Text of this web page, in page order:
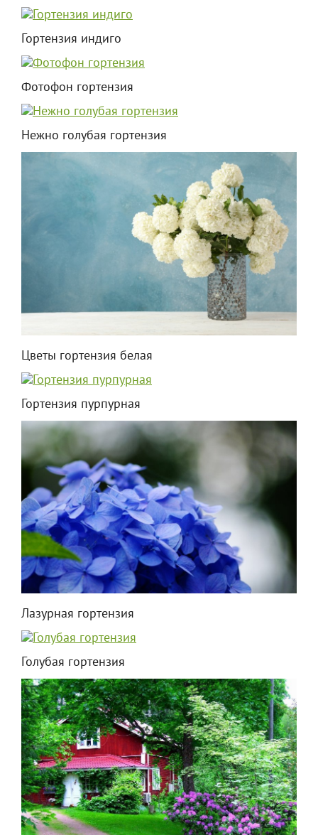
Гортензия индиго
Фотофон гортензия
Нежно голубая гортензия
Цветы гортензия белая
Гортензия пурпурная
Лазурная гортензия
Голубая гортензия